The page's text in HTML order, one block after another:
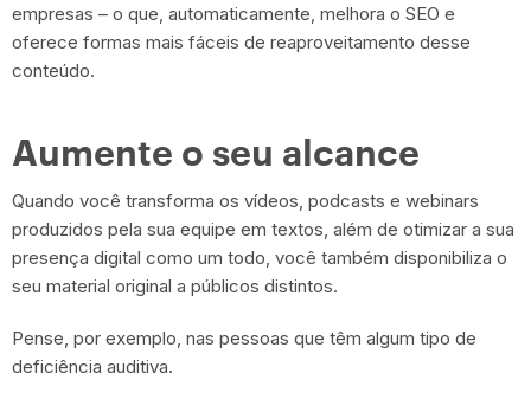
empresas – o que, automaticamente, melhora o SEO e
oferece formas mais fáceis de reaproveitamento desse
conteúdo.
Aumente o seu alcance
Quando você transforma os vídeos, podcasts e webinars
produzidos pela sua equipe em textos, além de otimizar a sua
presença digital como um todo, você também disponibiliza o
seu material original a públicos distintos.
Pense, por exemplo, nas pessoas que têm algum tipo de
deficiência auditiva.